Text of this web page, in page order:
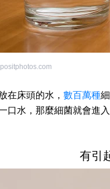
在床頭的水， 數百萬種
口水，那麼細菌就會進
有引